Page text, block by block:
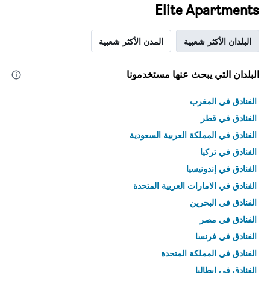
Elite Apartments
البلدان الأكثر شعبية المدن الأكثر شعبية
البلدان التي يبحث عنها مستخدمونا
الفنادق في المغرب
الفنادق في قطر
الفنادق في المملكة العربية السعودية
الفنادق في تركيا
الفنادق في إندونيسيا
الفنادق في الامارات العربية المتحدة
الفنادق في البحرين
الفنادق في مصر
الفنادق في فرنسا
الفنادق في المملكة المتحدة
الفنادق في إيطاليا